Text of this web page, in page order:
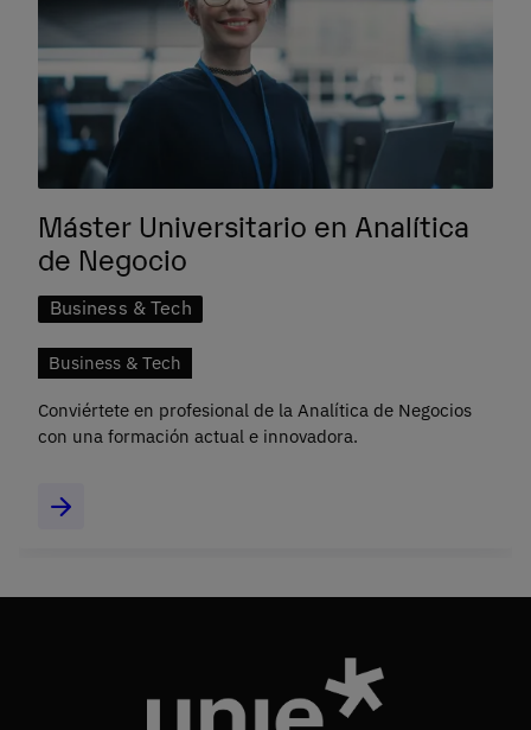
Máster Universitario en Analítica
de Negocio
Business & Tech
Business & Tech
Conviértete en profesional de la Analítica de Negocios
con una formación actual e innovadora.